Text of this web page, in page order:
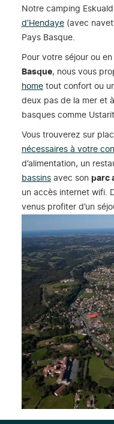
Notre camping
d’Hendaye (avec
Pays Basque.
Pour votre séjour ou
Basque, nous vous
home tout confort ou
deux pas de la mer et
basques comme
Vous trouverez sur
nécessaires à votre
d’alimentation, un
bassins avec son parc
un accès internet wifi.
venus profiter d’un